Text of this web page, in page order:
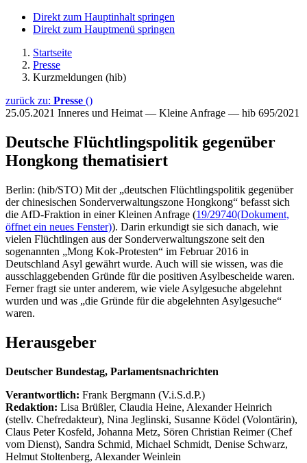
Direkt zum Hauptinhalt springen
Direkt zum Hauptmenü springen
Startseite
Presse
Kurzmeldungen (hib)
zurück zu: Presse ()
25.05.2021 Inneres und Heimat — Kleine Anfrage — hib 695/2021
Deutsche Flüchtlingspolitik gegenüber
Hongkong thematisiert
Berlin: (hib/STO) Mit der „deutschen Flüchtlingspolitik gegenüber
der chinesischen Sonderverwaltungszone Hongkong“ befasst sich
die AfD-Fraktion in einer Kleinen Anfrage (19/29740(Dokument,
öffnet ein neues Fenster)). Darin erkundigt sie sich danach, wie
vielen Flüchtlingen aus der Sonderverwaltungszone seit den
sogenannten „Mong Kok-Protesten“ im Februar 2016 in
Deutschland Asyl gewährt wurde. Auch will sie wissen, was die
ausschlaggebenden Gründe für die positiven Asylbescheide waren.
Ferner fragt sie unter anderem, wie viele Asylgesuche abgelehnt
wurden und was „die Gründe für die abgelehnten Asylgesuche“
waren.
Herausgeber
Deutscher Bundestag, Parlamentsnachrichten
Verantwortlich: Frank Bergmann (V.i.S.d.P.)
Redaktion: Lisa Brüßler, Claudia Heine, Alexander Heinrich
(stellv. Chefredakteur), Nina Jeglinski, Susanne Ködel (Volontärin),
Claus Peter Kosfeld, Johanna Metz, Sören Christian Reimer (Chef
vom Dienst), Sandra Schmid, Michael Schmidt, Denise Schwarz,
Helmut Stoltenberg, Alexander Weinlein